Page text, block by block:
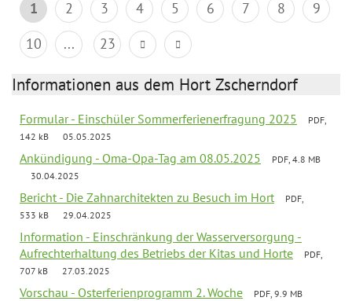
1 2 3 4 5 6 7 8
9
10
... 23
Informationen aus dem Hort Zscherndorf
Formular - Einschüler Sommerferienerfragung 2025
PDF,
142 kB
05.05.2025
Ankündigung - Oma-Opa-Tag am 08.05.2025
PDF, 4.8 MB
30.04.2025
Bericht - Die Zahnarchitekten zu Besuch im Hort
PDF,
533 kB
29.04.2025
Information - Einschränkung der Wasserversorgung -
Aufrechterhaltung des Betriebs der Kitas und Horte
PDF,
707 kB
27.03.2025
Vorschau - Osterferienprogramm 2. Woche
PDF, 9.9 MB